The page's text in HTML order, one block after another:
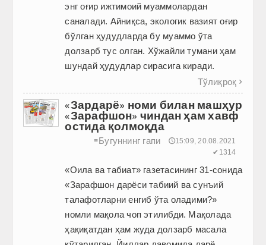
энг оғир ижтимоий муаммолардан
саналади. Айниқса, экологик вазият оғир
бўлган ҳудудларда бу муаммо ўта
долзарб тус олган. Хўжайли тумани ҳам
шундай ҳудудлар сирасига киради.
Тўлиқроқ 
«Зардарё» номи билан машҳур
«Зарафшон» чиндан ҳам хавф
остида қолмоқда
≡Бугуннинг гапи
🕔15:09, 20.08.2021
✔1314
«Оила ва табиат» газетасининг 31-сонида
«Зарафшон дарёси табиий ва сунъий
талафотларни енгиб ўта оладими?»
номли мақола чоп этилибди. Мақолада
ҳақиқатдан ҳам жуда долзарб масала